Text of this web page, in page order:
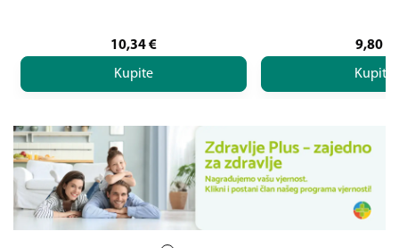
10,34€
Kupite
9,80
Kupite